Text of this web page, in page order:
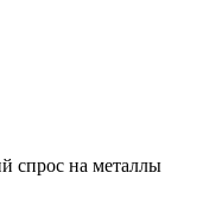
спрос на металлы